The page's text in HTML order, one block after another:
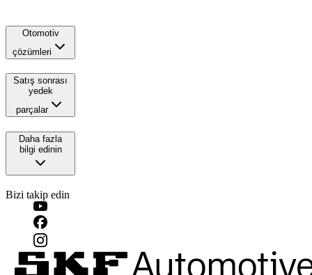
Otomotiv
çözümleri
Satış sonrası
yedek
parçalar
Daha fazla
bilgi edinin
Bizi takip edin